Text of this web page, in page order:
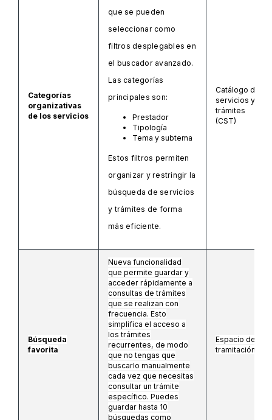
Categorías
organizativas
de los servicios
que se pueden
seleccionar como
filtros desplegables en
el buscador avanzado.
Las categorías
principales son:
Prestador
Tipología
Tema y subtema
Estos filtros permiten
organizar y restringir la
búsqueda de servicios
y trámites de forma
más eficiente.
Catálogo de
servicios y
trámites
(CST)
Búsqueda
favorita
Nueva funcionalidad
que permite guardar y
acceder rápidamente a
consultas de trámites
que se realizan con
frecuencia. Esto
simplifica el acceso a
los trámites
recurrentes, de modo
que no tengas que
buscarlo manualmente
cada vez que necesitas
consultar un trámite
específico. Puedes
guardar hasta 10
búsquedas como
Espacio de
tramitación